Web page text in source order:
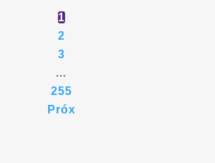
1
2
3
…
255
Próx